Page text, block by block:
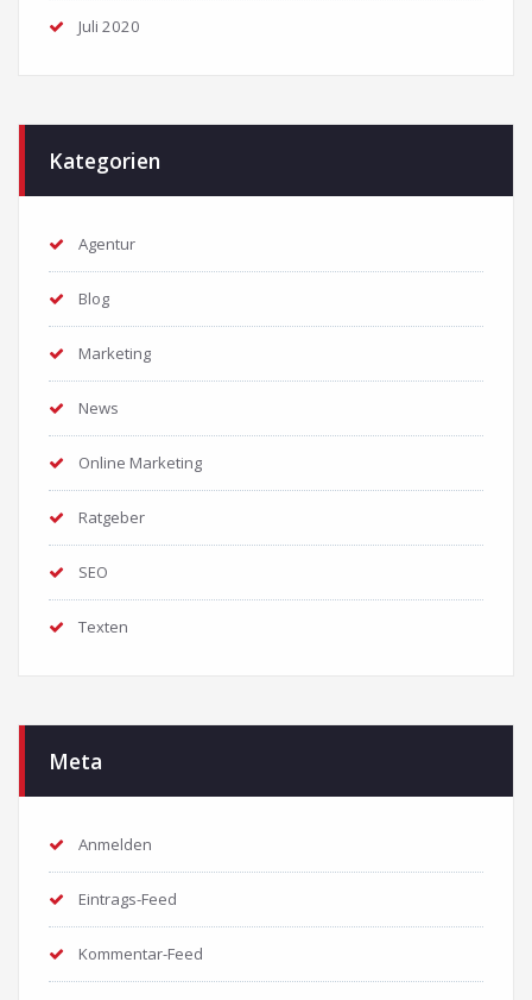
Juli 2020
Kategorien
Agentur
Blog
Marketing
News
Online Marketing
Ratgeber
SEO
Texten
Meta
Anmelden
Eintrags-Feed
Kommentar-Feed